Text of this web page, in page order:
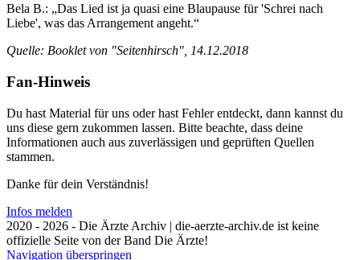
Bela B.: „Das Lied ist ja quasi eine Blaupause für 'Schrei nach
Liebe', was das Arrangement angeht.“
Quelle: Booklet von "Seitenhirsch", 14.12.2018
Fan-Hinweis
Du hast Material für uns oder hast Fehler entdeckt, dann kannst du
uns diese gern zukommen lassen. Bitte beachte, dass deine
Informationen auch aus zuverlässigen und geprüften Quellen
stammen.
Danke für dein Verständnis!
Infos melden
2020 - 2026 - Die Ärzte Archiv | die-aerzte-archiv.de ist keine
offizielle Seite von der Band Die Ärzte!
Navigation überspringen